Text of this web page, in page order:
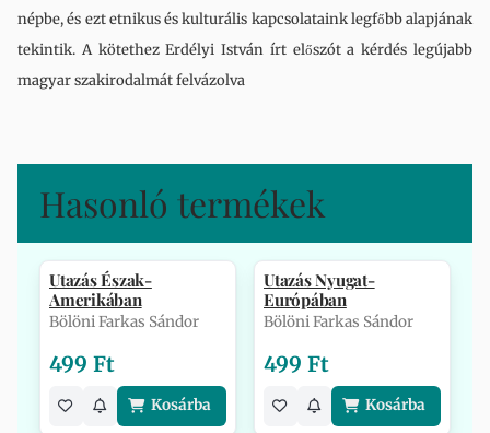
népbe, és ezt etnikus és kulturális kapcsolataink legfőbb alapjának
tekintik. A kötethez Erdélyi István írt előszót a kérdés legújabb
magyar szakirodalmát felvázolva
Hasonló termékek
Utazás Észak-
Amerikában
Bölöni Farkas Sándor
499 Ft
Kosárba
Utazás Nyugat-
Európában
Bölöni Farkas Sándor
499 Ft
Kosárba